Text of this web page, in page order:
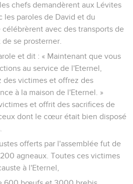
chefs demandèrent aux Lévites
les paroles de David et du
avec des transports de
se prosterner.
et dit : « Maintenant que vous
au service de l'Eternel,
des victimes et offrez des
à la maison de l'Eternel. »
et offrit des sacrifices de
dont le cœur était bien disposé
offerts par l'assemblée fut de
agneaux. Toutes ces victimes
à l'Eternel,